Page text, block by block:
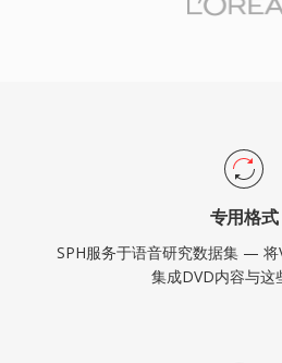
专用格式
SPH服务于语音研究数据集 — 将
集成DVD内容与这